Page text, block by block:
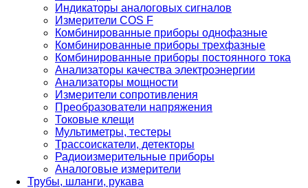
Индикаторы аналоговых сигналов
Измерители COS F
Комбинированные приборы однофазные
Комбинированные приборы трехфазные
Комбинированные приборы постоянного тока
Анализаторы качества электроэнергии
Анализаторы мощности
Измерители сопротивления
Преобразователи напряжения
Токовые клещи
Мультиметры, тестеры
Трассоискатели, детекторы
Радиоизмерительные приборы
Аналоговые измерители
Трубы, шланги, рукава